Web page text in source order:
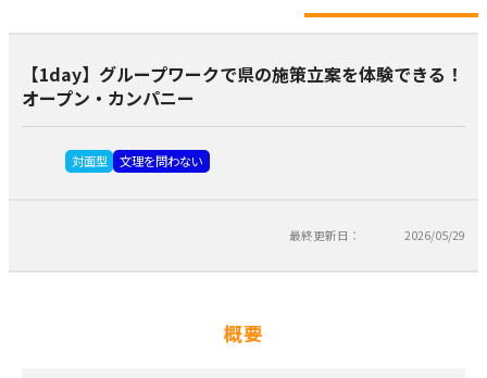
【1day】グループワークで県の施策立案を体験できる！
オープン・カンパニー
対面型 文理を問わない
最終更新日： 2026/05/29
概要